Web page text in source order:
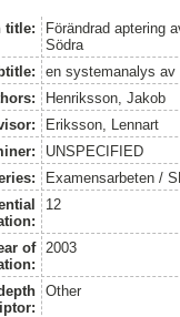
title:
Förändrad aptering
Södra
en systemanalys av
Henriksson, Jakob
Eriksson, Lennart
UNSPECIFIED
Examensarbeten /
12
of
2003
Other